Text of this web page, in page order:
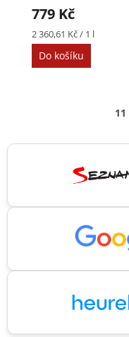
779 Kč
Měrná
cena:
2 360,61 Kč / 1 l
Do košíku
11